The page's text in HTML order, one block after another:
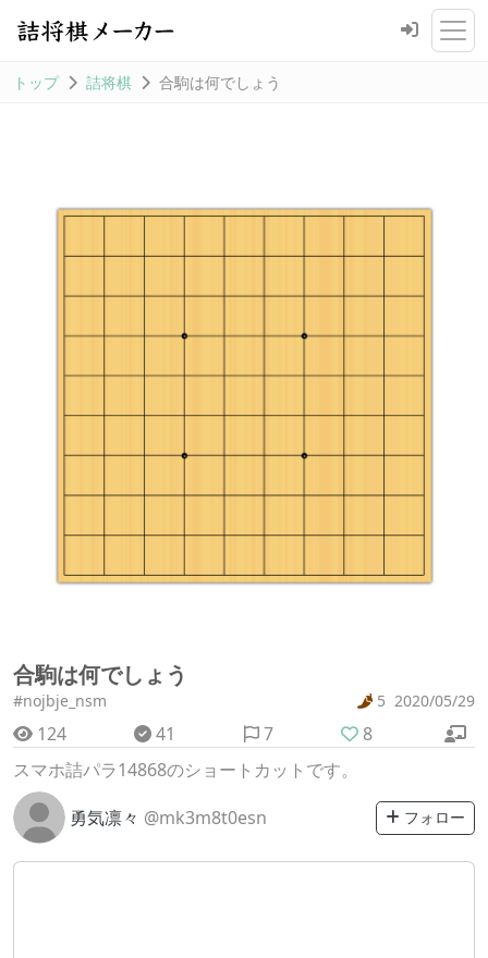
トップ 詰将棋 合駒は何でしょう
合駒は何でしょう
#nojbje_nsm 5 2020/05/29
124 41 7
8
スマホ詰パラ14868のショートカットです。
勇気凛々 @mk3m8t0esn フォロー